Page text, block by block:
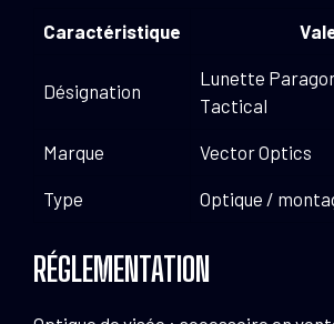
Caractéristique
Désignation
Lunette
Tactical
Marque Vector Optics
Type Optique /
RÉGLEMENTATION